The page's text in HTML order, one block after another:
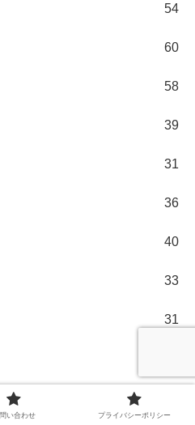
54
60
58
39
31
36
40
33
31
い合わせ プライバシーポリシー